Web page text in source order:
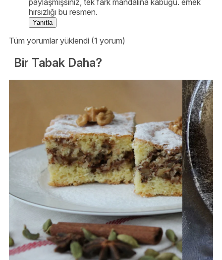
hırsızlığı bu resmen.
Yanıtla
Tüm yorumlar yüklendi (1 yorum)
Bir Tabak Daha?